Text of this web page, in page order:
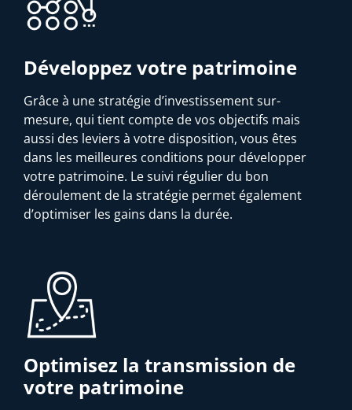
Développez votre patrimoine
Grâce à une stratégie d’investissement sur-
mesure, qui tient compte de vos objectifs mais
aussi des leviers à votre disposition, vous êtes
dans les meilleures conditions pour développer
votre patrimoine. Le suivi régulier du bon
déroulement de la stratégie permet également
d’optimiser les gains dans la durée.
Optimisez la transmission de
votre patrimoine